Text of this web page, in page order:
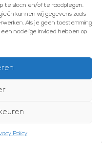
te slaan en/of te raadplegen.
kunnen wij gegevens zoals
Als je geen toestemming
nadelige invloed hebben op
Policy
AANMELDEN
door Webzuiver